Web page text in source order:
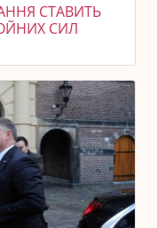
СТАВИТЬ
СИЛ